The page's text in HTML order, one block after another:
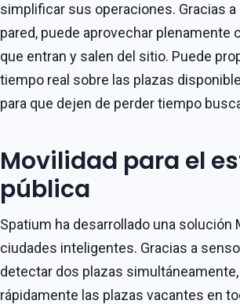
simplificar sus operaciones. Gracias
pared, puede aprovechar
que entran y salen del sitio. Puede
tiempo real sobre las plazas
para que dejen de perder tiempo
Movilidad para el
pública
Spatium ha desarrollado una
ciudades inteligentes. Gracias a
detectar dos plazas
rápidamente las plazas vacantes en